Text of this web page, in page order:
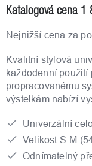
Katalogová cena 1
Nejnižší cena za
Kvalitní stylová
každodenní použití
propracovanému
výstelkám nabízí
Univerzální
Velikost S-M
Odnímatelný